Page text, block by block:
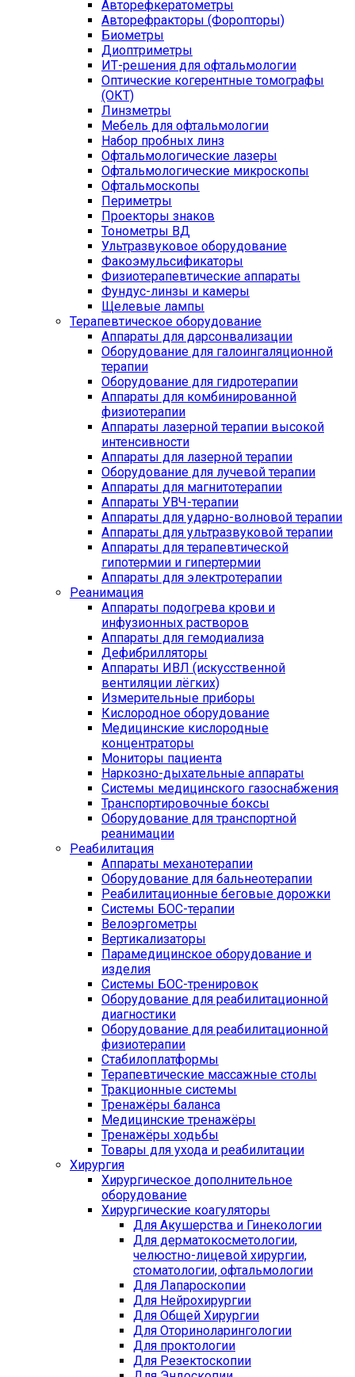
Авторефкератометры
Авторефракторы (Форопторы)
Биометры
Диоптриметры
ИТ-решения для офтальмологии
Оптические когерентные томографы
(ОКТ)
Линзметры
Мебель для офтальмологии
Набор пробных линз
Офтальмологические лазеры
Офтальмологические микроскопы
Офтальмоскопы
Периметры
Проекторы знаков
Тонометры ВД
Ультразвуковое оборудование
Факоэмульсификаторы
Физиотерапевтические аппараты
Фундус-линзы и камеры
Щелевые лампы
Терапевтическое оборудование
Аппараты для дарсонвализации
Оборудование для галоингаляционной
терапии
Оборудование для гидротерапии
Аппараты для комбинированной
физиотерапии
Аппараты лазерной терапии высокой
интенсивности
Аппараты для лазерной терапии
Оборудование для лучевой терапии
Аппараты для магнитотерапии
Аппараты УВЧ-терапии
Аппараты для ударно-волновой терапии
Аппараты для ультразвуковой терапии
Аппараты для терапевтической
гипотермии и гипертермии
Аппараты для электротерапии
Реанимация
Аппараты подогрева крови и
инфузионных растворов
Аппараты для гемодиализа
Дефибрилляторы
Аппараты ИВЛ (искусственной
вентиляции лёгких)
Измерительные приборы
Кислородное оборудование
Медицинские кислородные
концентраторы
Мониторы пациента
Наркозно-дыхательные аппараты
Системы медицинского газоснабжения
Транспортировочные боксы
Оборудование для транспортной
реанимации
Реабилитация
Аппараты механотерапии
Оборудование для бальнеотерапии
Реабилитационные беговые дорожки
Системы БОС-терапии
Велоэргометры
Вертикализаторы
Парамедицинское оборудование и
изделия
Системы БОС-тренировок
Оборудование для реабилитационной
диагностики
Оборудование для реабилитационной
физиотерапии
Стабилоплатформы
Терапевтические массажные столы
Тракционные системы
Тренажёры баланса
Медицинские тренажёры
Тренажёры ходьбы
Товары для ухода и реабилитации
Хирургия
Хирургическое дополнительное
оборудование
Хирургические коагуляторы
Для Акушерства и Гинекологии
Для дерматокосметологии,
челюстно-лицевой хирургии,
стоматологии, офтальмологии
Для Лапароскопии
Для Нейрохирургии
Для Общей Хирургии
Для Оториноларингологии
Для проктологии
Для Резектоскопии